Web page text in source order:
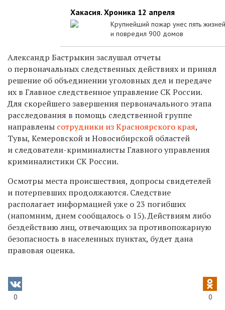
Хакасия. Хроника 12 апреля
Крупнейший пожар унес пять жизней
и повредил 900 домов
Александр Бастрыкин заслушал отчеты
о первоначальных следственных действиях и принял
решение об объединении уголовных дел и передаче
их в Главное следственное управление СК России.
Для скорейшего завершения первоначального этапа
расследования в помощь следственной группе
направлены сотрудники из Красноярского края,
Тувы, Кемеровской и Новосибирской областей
и следователи-криминалисты Главного управления
криминалистики СК России.
Осмотры места происшествия, допросы свидетелей
и потерпевших продолжаются. Следствие
располагает информацией уже о 23 погибших
(напомним, днем сообщалось о 15). Действиям либо
бездействию лиц, отвечающих за противопожарную
безопасность в населенных пунктах, будет дана
правовая оценка.
0 0